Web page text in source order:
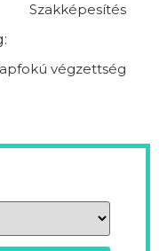
Szakképesítés
végzettség